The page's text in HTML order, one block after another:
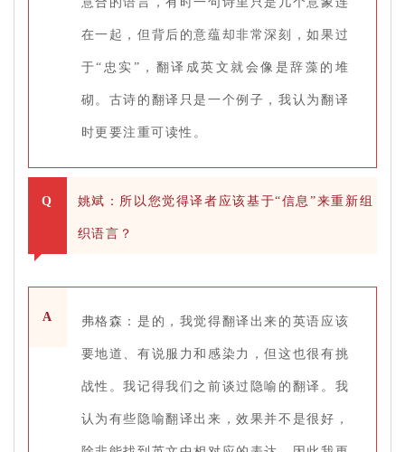
在一起，但背后的意蕴却非常深刻，如果过
于“忠实”，翻译成英文就会像是辞藻的堆
砌。古诗的翻译只是一个例子，我认为翻译
时更要注重可读性。
Q 姚斌：所以您觉得译者应该基于“信息”来重新组
织语言？
A 弗格森：是的，我觉得翻译出来的英语应该
要地道、有说服力和感染力，但这也很有挑
战性。我记得我们之前谈过隐喻的翻译。我
认为有些隐喻翻译出来，效果并不是很好，